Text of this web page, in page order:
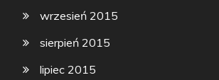
wrzesień 2015
sierpień 2015
lipiec 2015